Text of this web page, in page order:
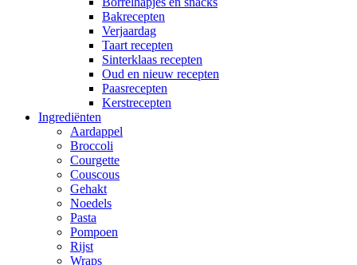
Bakrecepten
Verjaardag
Taart recepten
Sinterklaas recepten
Oud en nieuw recepten
Paasrecepten
Kerstrecepten
Ingrediënten
Aardappel
Broccoli
Courgette
Couscous
Gehakt
Noedels
Pasta
Pompoen
Rijst
Wraps